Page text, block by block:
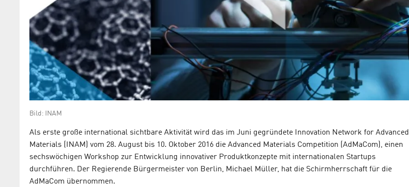
Bild: INAM
Als erste große international sichtbare Aktivität wird das im Juni gegründete Innovation Network for Advanced
Materials (INAM) vom 28. August bis 10. Oktober 2016 die Advanced Materials Competition (AdMaCom), einen
sechswöchigen Workshop zur Entwicklung innovativer Produktkonzepte mit internationalen Startups
durchführen. Der Regierende Bürgermeister von Berlin, Michael Müller, hat die Schirmherrschaft für die
AdMaCom übernommen.
„Advanced Material Competition“ – ein
internationaler Wettbewerb für Start-ups mit dem
Schwerpunkt Hightechprodukte